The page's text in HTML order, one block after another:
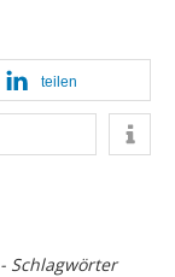
teilen
- Schlagwörter